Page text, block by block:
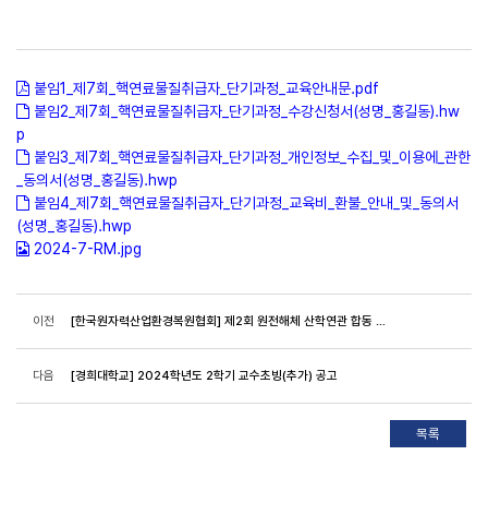
붙임1_제7회_핵연료물질취급자_단기과정_교육안내문.pdf
붙임2_제7회_핵연료물질취급자_단기과정_수강신청서(성명_홍길동).hw
p
붙임3_제7회_핵연료물질취급자_단기과정_개인정보_수집_및_이용에_관한
_동의서(성명_홍길동).hwp
붙임4_제7회_핵연료물질취급자_단기과정_교육비_환불_안내_및_동의서
(성명_홍길동).hwp
2024-7-RM.jpg
이전
다음 [경희대학교] 2024학년도 2학기 교수초빙(추가) 공고